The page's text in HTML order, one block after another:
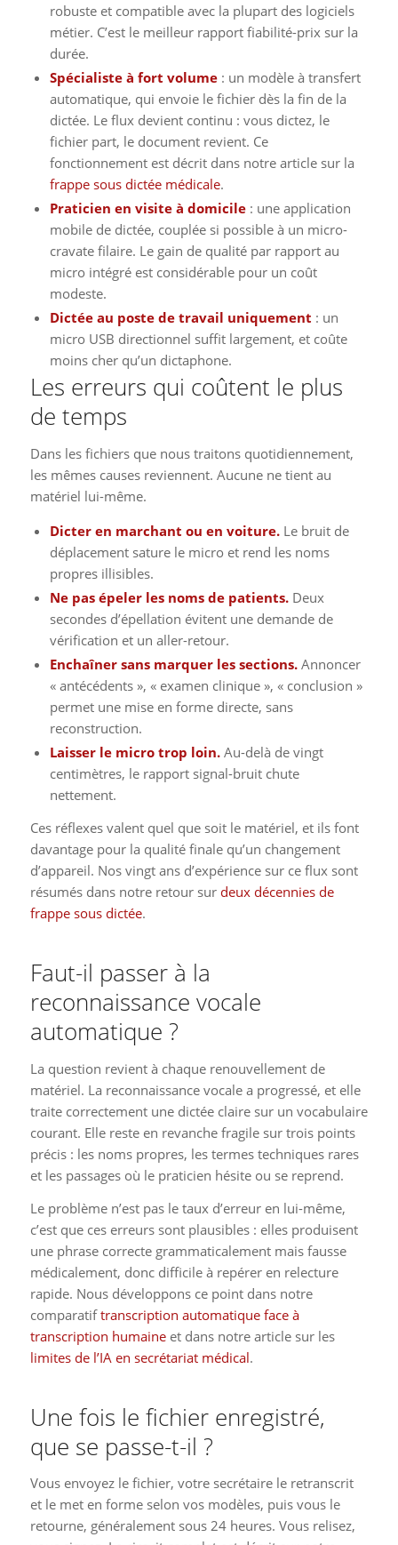
robuste et compatible avec la plupart des logiciels
métier. C’est le meilleur rapport fiabilité-prix sur la
durée.
Spécialiste à fort volume: un modèle à transfert
automatique, qui envoie le fichier dès la fin de la
dictée. Le flux devient continu : vous dictez, le
fichier part, le document revient. Ce
fonctionnement est décrit dans notre article sur la
frappe sous dictée médicale.
Praticien en visite à domicile: une application
mobile de dictée, couplée si possible à un micro-
cravate filaire. Le gain de qualité par rapport au
micro intégré est considérable pour un coût
modeste.
Dictée au poste de travail uniquement : un
micro USB directionnel suffit largement, et coûte
moins cher qu’un dictaphone.
Les erreurs qui coûtent le plus
de temps
Dans les fichiers que nous traitons quotidiennement,
les mêmes causes reviennent. Aucune ne tient au
matériel lui-même.
Dicter en marchant ou en voiture.Le bruit de
déplacement sature le micro et rend les noms
propres illisibles.
Ne pas épeler les noms de patients.Deux
secondes d’épellation évitent une demande de
vérification et un aller-retour.
Enchaîner sans marquer les sections.Annoncer
« antécédents », « examen clinique », « conclusion »
permet une mise en forme directe, sans
reconstruction.
Laisser le micro trop loin.Au-delà de vingt
centimètres, le rapport signal-bruit chute
nettement.
Ces réflexes valent quel que soit le matériel, et ils font
davantage pour la qualité finale qu’un changement
d’appareil. Nos vingt ans d’expérience sur ce flux sont
résumés dans notre retour sur deux décennies de
frappe sous dictée.
Faut-il passer à la
reconnaissance vocale
automatique ?
La question revient à chaque renouvellement de
matériel. La reconnaissance vocale a progressé, et elle
traite correctement une dictée claire sur un vocabulaire
courant. Elle reste en revanche fragile sur trois points
précis : les noms propres, les termes techniques rares
et les passages où le praticien hésite ou se reprend.
Le problème n’est pas le taux d’erreur en lui-même,
c’est que ces erreurs sont plausibles : elles produisent
une phrase correcte grammaticalement mais fausse
médicalement, donc difficile à repérer en relecture
rapide. Nous développons ce point dans notre
comparatiftranscription automatique face à
transcription humaineet dans notre article sur les
limites de l’IA en secrétariat médical.
Une fois le fichier enregistré,
que se passe-t-il ?
Vous envoyez le fichier, votre secrétaire le retranscrit
et le met en forme selon vos modèles, puis vous le
retourne, généralement sous 24 heures. Vous relisez,